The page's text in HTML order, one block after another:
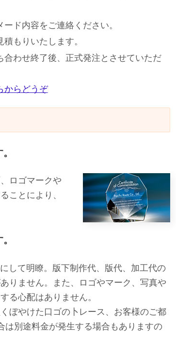
ド内容をご連絡ください。
もりいたします。
わせ終了後、正式発注とさせていただ
からどうぞ
ロゴマークや
ことにより、
して明瞭。版下制作代、版代、加工代の
りません。また、ロゴやマーク、写真や
る心配はありません。
ぼやけた口ゴの卜レース、お客様のご都
別途料金が発生する場合もありますの